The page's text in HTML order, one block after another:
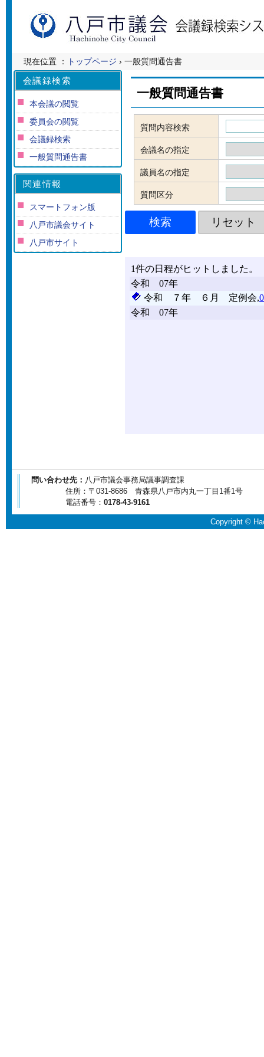
現在位置 ： トップページ › 一般質問通告書
一般質問通告書
質問内容検索
会議名の指定
議員名の指定
質問区分
会議録検索
本会議の閲覧
委員会の閲覧
会議録検索
一般質問通告書
関連情報
スマートフォン版
八戸市議会サイト
八戸市サイト
問い合わせ先： 八戸市議会事務局議事調査課
住所：〒031-8686 青森県八戸市内丸一丁目1番1号
電話番号： 0178-43-9161
Copyright ©